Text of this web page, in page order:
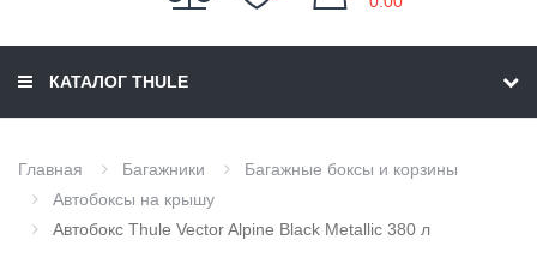
КАТАЛОГ THULE
Главная Багажники
Багажные боксы и корзины
Автобоксы на крышу
Автобокс Thule Vector Alpine Black Metallic 380 л